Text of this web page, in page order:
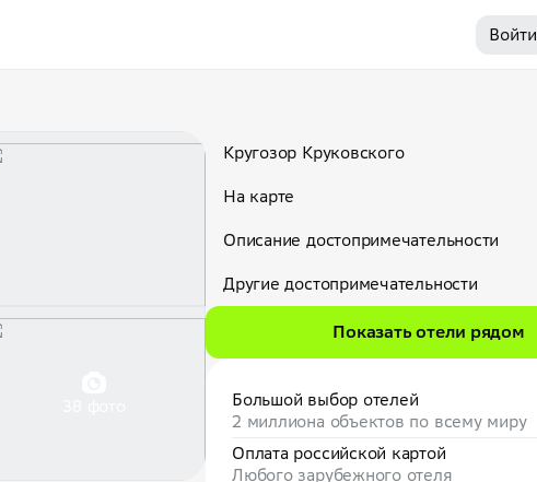
Войти
Кругозор Круковского
На карте
Описание достопримечательности
Другие достопримечательности
Показать отели рядом
Большой выбор отелей
2 миллиона объектов по всему миру
Оплата российской картой
Любого зарубежного отеля